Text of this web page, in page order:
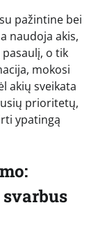
pažintine bei
naudoja akis,
o tik
mokosi
akių sveikata
prioritetų,
ypatingą